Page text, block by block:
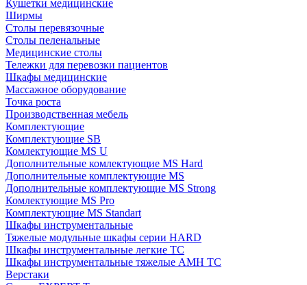
Кушетки медицинские
Ширмы
Столы перевязочные
Столы пеленальные
Медицинские столы
Тележки для перевозки пациентов
Шкафы медицинские
Массажное оборудование
Точка роста
Производственная мебель
Комплектующие
Комплектующие SB
Комлектующие MS U
Дополнительные комлектующие MS Hard
Дополнительные комплектующие MS
Дополнительные комплектующие MS Strong
Комлектующие MS Pro
Комплектующие MS Standart
Шкафы инструментальные
Тяжелые модульные шкафы серии HARD
Шкафы инструментальные легкие ТС
Шкафы инструментальные тяжелые AMH TC
Верстаки